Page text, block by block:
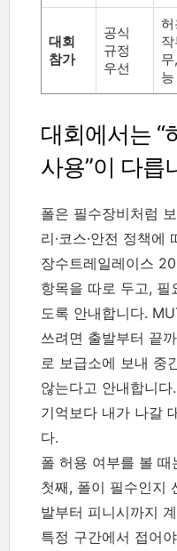
대회
참가
공식
규정
우선
허
대회에서는 “
사용”이 다릅
폴은 필수장비처럼
리·코스·안전 정책에
장수트레일레이스
항목을 따로 두고,
도록 안내합니다.
쓰려면 출발부터 끝
로 보급소에 보내 중
않는다고 안내합니다
기억보다 내가 나갈
다.
폴 허용 여부를 볼
첫째, 폴이 필수인지
발부터 피니시까지
특정 구간에서 접어